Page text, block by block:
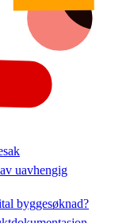
uavhengig
byggesøknad?